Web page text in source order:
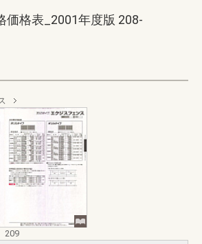
価格表_2001年度版 208-
209